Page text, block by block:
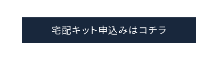
宅配キット申込みはコチラ